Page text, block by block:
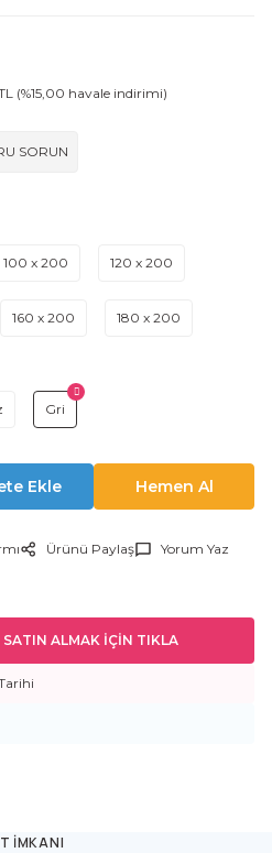
(%15,00 havale indirimi)
SORUN
100 x 200 120 x 200
160 x 200 180 x 200
Gri
Ekle Hemen Al
Ürünü Paylaş
Yorum Yaz
ALMAK İÇİN TIKLA
İMKANI